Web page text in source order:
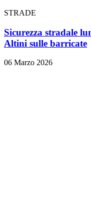
STRADE
Sicurezza stradale
Altini sulle barricate
06 Marzo 2026